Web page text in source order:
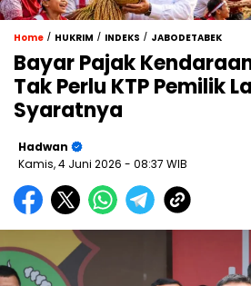
Home / HUKRIM / INDEKS / JABODETABEK
Bayar Pajak
Tak Perlu KTP Pemilik
Syaratnya
Hadwan
Kamis, 4 Juni 2026 - 08:37 WIB